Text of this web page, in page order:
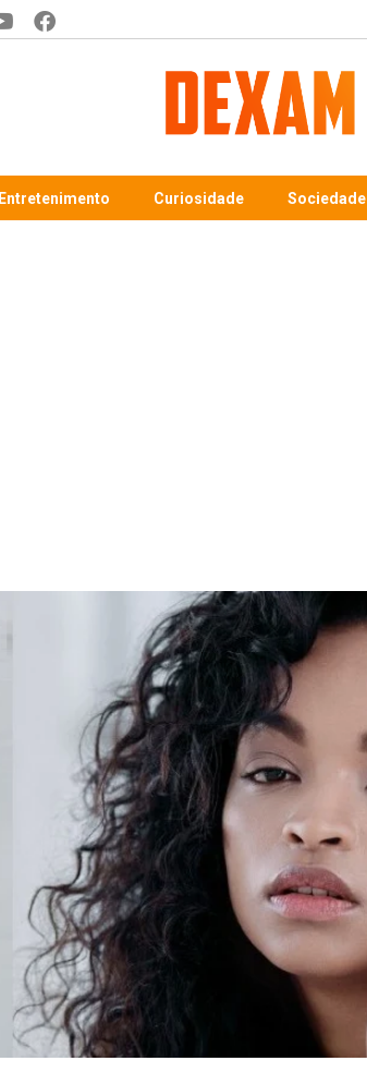
Entretenimento Curiosidade Sociedade
"Com 16 anos fui para cama
com o Presidente "
LER MAIS